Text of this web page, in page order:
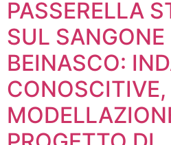
PASSERELLA
SUL SANGONE
BEINASCO:
CONOSCITIVE,